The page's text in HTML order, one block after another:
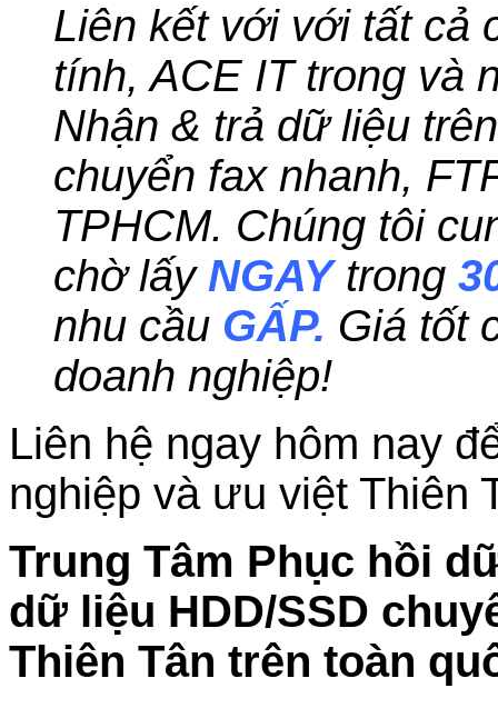
Liên kết với với tất cả
tính, ACE IT trong và
Nhận & trả dữ liệu
chuyển fax nhanh,
TPHCM. Chúng tôi
chờ lấy NGAYtrong
nhu cầu GẤP. Giá tốt
doanh nghiệp!
Liên hệ ngay hôm nay
nghiệp và ưu việt Thiên
Trung Tâm Phục hồi
dữ liệu HDD/SSD
Thiên Tân trên toàn